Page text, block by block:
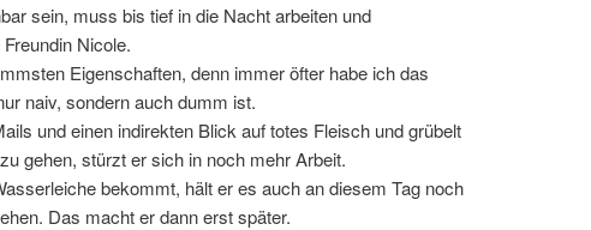
sein, muss bis tief in die Nacht arbeiten und
Nicole.
Eigenschaften, denn immer öfter habe ich das
naiv, sondern auch dumm ist.
und einen indirekten Blick auf totes Fleisch und grübelt
gehen, stürzt er sich in noch mehr Arbeit.
bekommt, hält er es auch an diesem Tag noch
Das macht er dann erst später.